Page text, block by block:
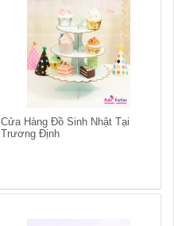
Cửa Hàng Đồ Sinh Nhật Tại
Trương Định